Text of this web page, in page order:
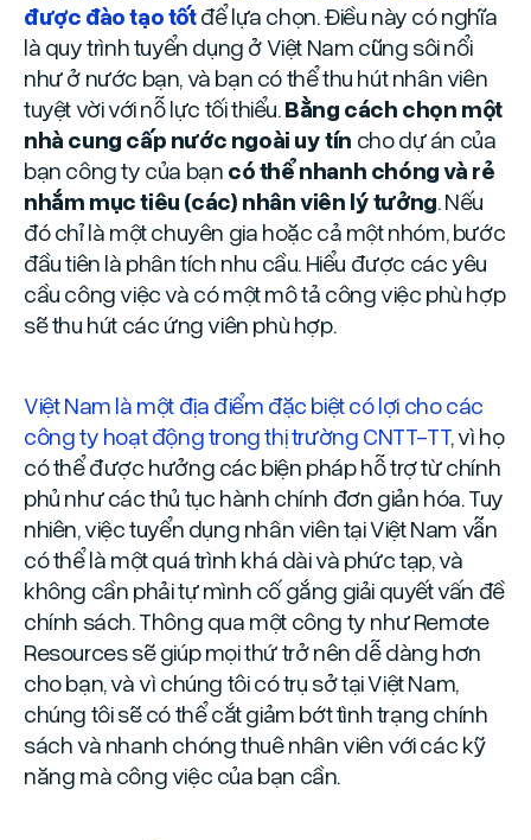
được đào tạo tốtđể lựa chọn. Điều này có nghĩa
là quy trình tuyển dụng ở Việt Nam cũng sôi nổi
như ở nước bạn, và bạn có thể thu hút nhân viên
tuyệt vời với nỗ lực tối thiểu.Bằng cách chọn một
nhà cung cấp nước ngoài uy tín cho dự án của
bạn công ty của bạn có thể nhanh chóng và rẻ
nhắm mục tiêu (các) nhân viên lý tưởng. Nếu
đó chỉ là một chuyên gia hoặc cả một nhóm, bước
đầu tiên là phân tích nhu cầu. Hiểu được các yêu
cầu công việc và có một mô tả công việc phù hợp
sẽ thu hút các ứng viên phù hợp.
Việt Nam là một địa điểm đặc biệt có lợi cho các
công ty hoạt động trong thị trường CNTT-TT, vì họ
có thể được hưởng các biện pháp hỗ trợ từ chính
phủ như các thủ tục hành chính đơn giản hóa. Tuy
nhiên, việc tuyển dụng nhân viên tại Việt Nam vẫn
có thể là một quá trình khá dài và phức tạp, và
không cần phải tự mình cố gắng giải quyết vấn đề
chính sách. Thông qua một công ty như Remote
Resources sẽ giúp mọi thứ trở nên dễ dàng hơn
cho bạn, và vì chúng tôi có trụ sở tại Việt Nam,
chúng tôi sẽ có thể cắt giảm bớt tình trạng chính
sách và nhanh chóng thuê nhân viên với các kỹ
năng mà công việc của bạn cần.